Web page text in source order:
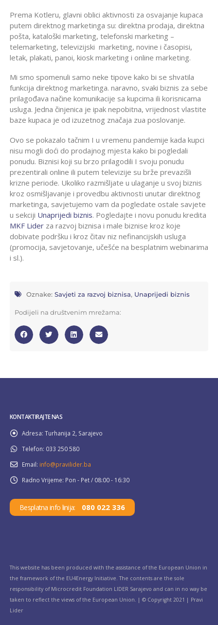
Prema Kotleru, glavni oblici aktivnosti za osvajanje kupaca
putem direktnog marketinga su: direktna prodaja, direktna
pošta, kataloški marketing, telefonski marketing –
telemarketing, televizijski marketing, novine i časopisi,
letak, plakati, panoi, kiosk marketing i online marketing.
Mi smo spomenuli samo neke tipove kako bi se shvatila
funkcija direktnog marketinga. naravno, svaki biznis za sebe
prilagođava načine komunikacije sa kupcima ili korisnicama
usluga. Jedna činjenica je ipak nepobitna, vrijednost vlastite
baze kupaca je od izuzetnog značaja zua poslovanje.
Ovo se pokazalo tačnim I u vremenu pandemije kada kupci
nisu mogli doći do prodajnog mjesta kako bi pogledali
ponudu. Biznisi koji su brzo prilagodili I svoju ponudu
prezentirali online ili putem televizije su brže prevazišli
krizne periode. Ukoliko razmišljate u ulaganje u svoj biznis
kroz osmišljavanje i provedbu aktivnosti unutar direktnog
marketinga, savjetujemo vam da pogledate ostale savjete
u sekciji Unaprijedi biznis. Pogledajte i novu ponudu kredita
MKF Lider za razvoj biznisa i male biznise kroz koje
dobivate podršku i kroz čitav niz nefinancijskih usluga
(promocija, savjetovanje, učešće na besplatnim webinarima
i sl.).
Oznake: Savjeti za razvoj biznisa, Unaprijedi biznis
Podijeli na društvenim mrežama:
KONTAKTIRAJTE NAS
Adresa: Turhanija 2, Sarajevo
Telefon: 033 250 580
Email: info@pravilider.ba
Radno Vrijeme: Pon - Pet / 08:00 - 16:30
Besplatna info linija: 080 022 336
This website has been produced with the assistance of the European Union in
the framework of the EU4Energy Initiative. The contents are the sole
responsibility of Microcredit Foundation LIDER Sarajevo and can in no way be
taken to reflect the views of the European Union. | © Copyright 2021 | Pravi
Lider